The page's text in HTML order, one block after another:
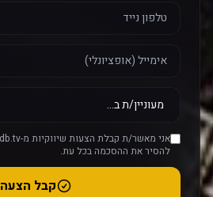
להסיר את ההסכמה בכל עת.
קבל הצעה